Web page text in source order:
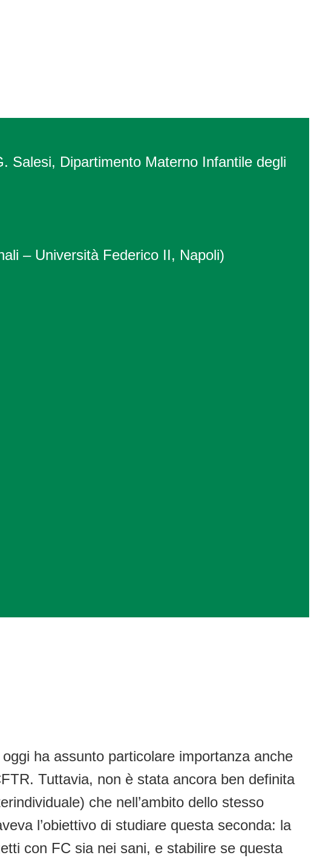
Salesi, Dipartimento Materno Infantile degli
– Università Federico II, Napoli)
ha assunto particolare importanza anche
Tuttavia, non è stata ancora ben definita
che nell’ambito dello stesso
l’obiettivo di studiare questa seconda: la
con FC sia nei sani, e stabilire se questa